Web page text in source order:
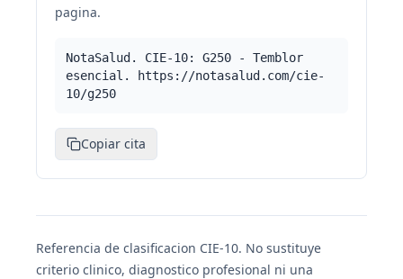
pagina.
NotaSalud. CIE-10: G250 - Temblor
esencial. https://notasalud.com/cie-
10/g250
Copiar cita
Referencia de clasificacion CIE-10. No sustituye
criterio clinico, diagnostico profesional ni una